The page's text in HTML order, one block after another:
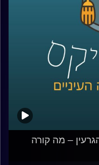
באוניברסיטת
בהחלטותיו של
המובילים להחלטות
ואידאולוגיים.
אלכס מינץ, ראש
רייכמן.
– מה קורה